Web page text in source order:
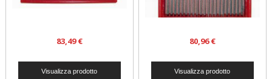
83,49 € 80,96 €